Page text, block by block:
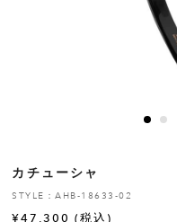
クラフトマンシップ
お修理について
カチューシャ
STYLE：AHB-18633-02
¥47,300 (税込)